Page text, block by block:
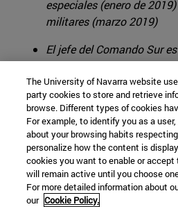
especiales (enero de
militares (marzo 2019)
El jefe del Comando Sur
propósitos “no benignos”
abierta por Rusia en
agentes centroamericanos
El acuerdo para instalar en
Glonass reaviva las
pueden volver a usar la
EEUU como en la Guerra
The University of Navarra website
party cookies to store and retrieve
browse. Different types of cookies
For example, to identify you as a
about your browsing habits
personalize how the content is
cookies you want to enable or accept
will remain active until you choose
For more detailed information about
our Cookie Policy.